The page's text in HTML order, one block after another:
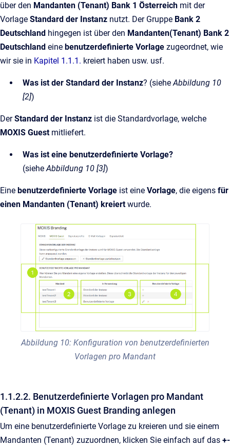
über den Mandanten (Tenant) Bank 1 Österreich mit der
Vorlage Standard der Instanz nutzt. Der Gruppe Bank 2
Deutschland hingegen ist über den Mandanten(Tenant) Bank 2
Deutschland eine benutzerdefinierte Vorlage zugeordnet, wie
wir sie in Kapitel 1.1.1. kreiert haben usw. usf.
Was ist der Standard der Instanz? (sieheAbbildung 10
[2])
DerStandard der Instanz ist die Standardvorlage, welche
MOXIS Guest mitliefert.
Was ist eine benutzerdefinierte Vorlage?
(sieheAbbildung 10 [3])
Eine benutzerdefinierte Vorlage ist eine Vorlage, die eigens für
einen Mandanten (Tenant) kreiertwurde.
Abbildung 10: Konfiguration von benutzerdefinierten
Vorlagen pro Mandant
1.1.2.2. Benutzerdefinierte Vorlagen pro Mandant
(Tenant) in MOXIS Guest Branding anlegen
Um eine benutzerdefinierte Vorlage zu kreieren und sie einem
Mandanten (Tenant) zuzuordnen, klicken Sie einfach auf das +-